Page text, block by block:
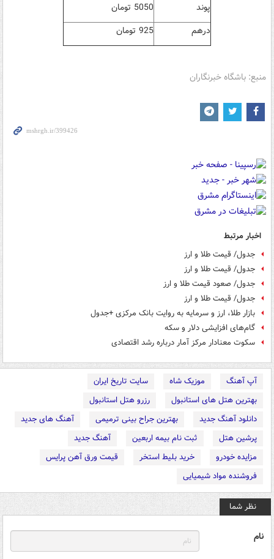
پوند
5050 تومان
درهم
925 تومان
منبع: باشگاه خبرنگاران
اخبار مرتبط
جدول/ قیمت طلا و ارز
جدول/ قیمت طلا و ارز
جدول/ صعود قیمت طلا و ارز
جدول/ قیمت طلا و ارز
بازار طلا، ارز و سرمایه به روایت بانک مرکزی +جدول
گام‌های افزایشی دلار و سکه
سکوت معنادار مرکز آمار درباره رشد اقتصادی
آپ آهنگ موزیک شاه
سایت تاریخ ایران
بهترین هتل های استانبول
رزرو هتل استانبول
دانلود آهنگ جدید
بهترین جراح بینی ترمیمی
آهنگ های جدید
پرشین هتل
ثبت نام بیمه اربعین
آهنگ جدید
مزایده خودرو
خرید بلیط استخر
قیمت ورق آهن پرایس
فروشنده مواد شیمیایی
نظر شما
نام